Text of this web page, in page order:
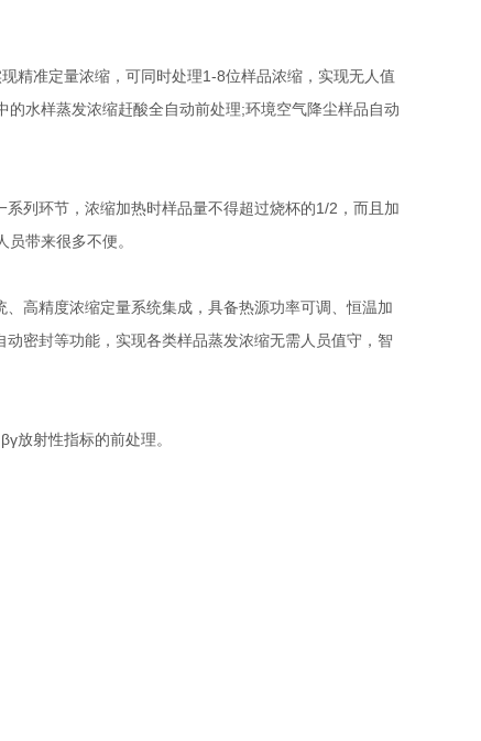
准定量浓缩，可同时处理1-8位样品浓缩，实现无人值
水样蒸发浓缩赶酸全自动前处理;环境空气降尘样品自动
列环节，浓缩加热时样品量不得超过烧杯的1/2，而且加
带来很多不便。
高精度浓缩定量系统集成，具备热源功率可调、恒温加
密封等功能，实现各类样品蒸发浓缩无需人员值守，智
射性指标的前处理。